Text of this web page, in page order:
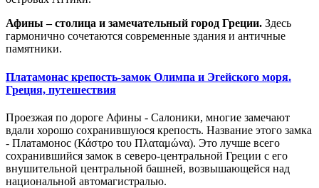
Афины – столица и замечательный город Греции. Здесь
гармонично сочетаются современные здания и античные
памятники.
Платамонас крепость-замок Олимпа и Эгейского моря.
Греция, путешествия
Проезжая по дороге Афины - Салоники, многие замечают
вдали хорошо сохранившуюся крепость. Название этого замка
- Платамонос (Κάστρο του Πλαταμώνα). Это лучше всего
сохранившийся замок в северо-центральной Греции с его
внушительной центральной башней, возвышающейся над
национальной автомагистралью.